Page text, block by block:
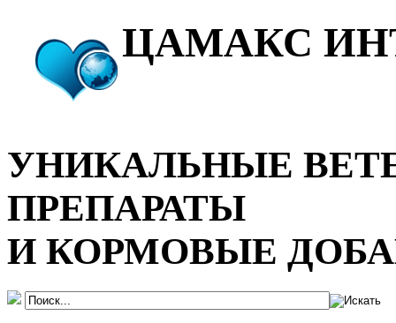
ЦАМАКС
УНИКАЛЬНЫЕ
ПРЕПАРАТЫ
И КОРМОВЫЕ